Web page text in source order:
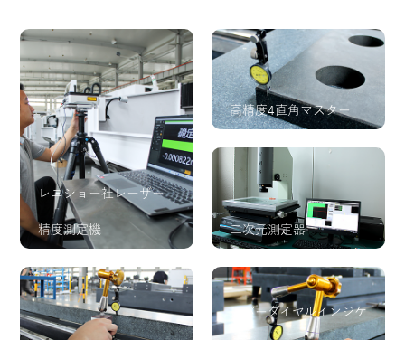
レニショー社レーザー
精度測定機
高精度4直角マスター
二次元測定器
レバーダイヤルインジケ